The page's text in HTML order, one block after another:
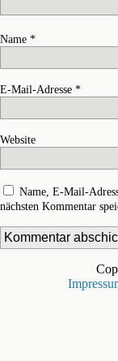
Name *
E-Mail-Adresse *
Website
Name, E-Mail-
nächsten Kommentar